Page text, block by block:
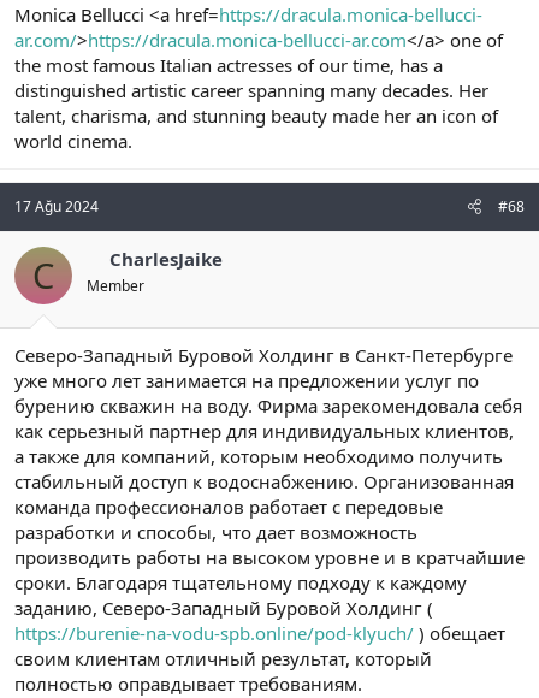
Monica Bellucci <a href=https://dracula.monica-bellucci-
ar.com/>https://dracula.monica-bellucci-ar.com</a> one of
the most famous Italian actresses of our time, has a
distinguished artistic career spanning many decades. Her
talent, charisma, and stunning beauty made her an icon of
world cinema.
17 Ağu 2024 #68
C CharlesJaike
Member
Северо-Западный Буровой Холдинг в Санкт-Петербурге
уже много лет занимается на предложении услуг по
бурению скважин на воду. Фирма зарекомендовала себя
как серьезный партнер для индивидуальных клиентов,
а также для компаний, которым необходимо получить
стабильный доступ к водоснабжению. Организованная
команда профессионалов работает с передовые
разработки и способы, что дает возможность
производить работы на высоком уровне и в кратчайшие
сроки. Благодаря тщательному подходу к каждому
заданию, Северо-Западный Буровой Холдинг (
https://burenie-na-vodu-spb.online/pod-klyuch/ ) обещает
своим клиентам отличный результат, который
полностью оправдывает требованиям.